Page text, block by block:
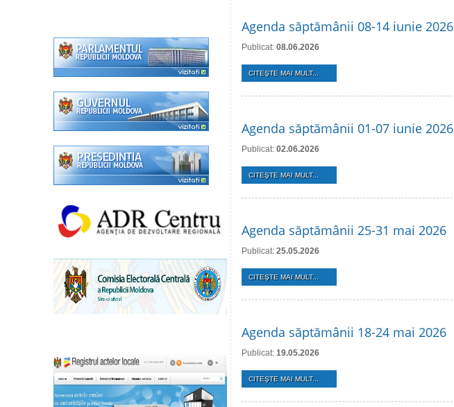
Agenda săptămânii 08-14 iunie 2026
Publicat: 08.06.2026
CITEŞTE MAI MULT...
Agenda săptămânii 01-07 iunie 2026
Publicat: 02.06.2026
CITEŞTE MAI MULT...
Agenda săptămânii 25-31 mai 2026
Publicat: 25.05.2026
CITEŞTE MAI MULT...
Agenda săptămânii 18-24 mai 2026
Publicat: 19.05.2026
CITEŞTE MAI MULT...